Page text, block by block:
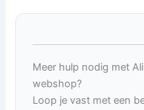
Meer hulp nodig met
webshop?
Loop je vast met een